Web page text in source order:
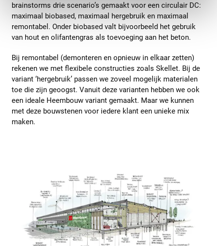
brainstorms drie scenario’s gemaakt voor een circulair DC:
maximaal biobased, maximaal hergebruik en maximaal
remontabel. Onder biobased valt bijvoorbeeld het gebruik
van hout en olifantengras als toevoeging aan het beton.
Bij remontabel (demonteren en opnieuw in elkaar zetten)
rekenen we met flexibele constructies zoals Skellet. Bij de
variant ‘hergebruik’ passen we zoveel mogelijk materialen
toe die zijn geoogst. Vanuit deze varianten hebben we ook
een ideale Heembouw variant gemaakt. Maar we kunnen
met deze bouwstenen voor iedere klant een unieke mix
maken.